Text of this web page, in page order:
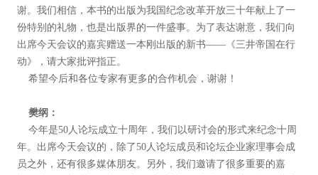
谢。我们相信，本书的出版为我国纪念改革开放三十年献上了一
份特别的礼物，也是出版界的一件盛事。为了表达谢意，我们向
出席今天会议的嘉宾赠送一本刚出版的新书——《三井帝国在行
动》，请大家批评指正。
希望今后和各位专家有更多的合作机会，谢谢！
樊纲：
今年是50人论坛成立十周年，我们以研讨会的形式来纪念十周
年。出席今天会议的，除了50人论坛成员和论坛企业家理事会成
员之外，还有很多媒体朋友。另外，我们邀请了很多重要的嘉